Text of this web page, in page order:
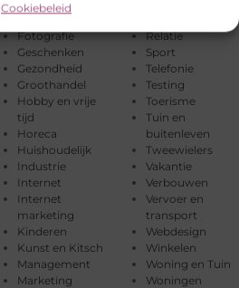
Cookiebeleid
Fotografie
Geschenken
Gezondheid
Groothandel
Hobby en vrije
tijd
Horeca
Huishoudelijk
Industrie
Internet
Internet
marketing
Kinderen
Kunst en Kitsch
Management
Marketing
Relatie
Sport
Telefonie
Testing
Toerisme
Tuin en
buitenleven
Tweewielers
Vakantie
Verbouwen
Vervoer en
transport
Webdesign
Winkelen
Woning en Tuin
Woningen